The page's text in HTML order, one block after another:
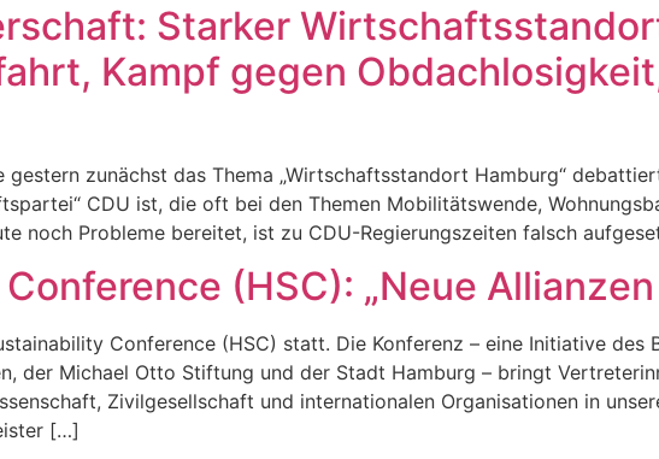
Starker
Kampf gegen
zunächst das Thema „Wirtschaftsstandort Hamburg“
CDU ist, die oft bei den Themen Mobilitätswende,
noch Probleme bereitet, ist zu CDU-Regierungszeiten falsch
(HSC): „Neue
Conference (HSC) statt. Die Konferenz – eine Initiative des
der Michael Otto Stiftung und der Stadt Hamburg – bringt
Zivilgesellschaft und internationalen Organisationen in
[…]